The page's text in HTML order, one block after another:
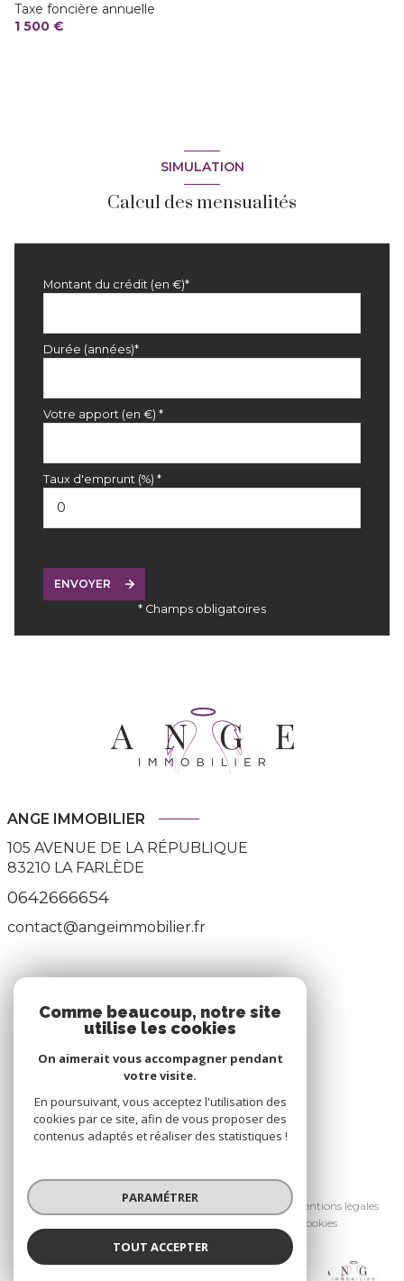
Taxe foncière annuelle
1 500 €
SIMULATION
Calcul des mensualités
Montant du crédit (en €)*
Durée (années)*
Votre apport (en €) *
Taux d'emprunt (%) *
ENVOYER
* Champs obligatoires
Ange Immobilier
ANGE IMMOBILIER
105 AVENUE DE LA RÉPUBLIQUE
83210 LA FARLÈDE
0642666654
contact@angeimmobilier.fr
Nous adhérons
© 2026 | Tous droits réservés
Nos honoraires
Nos partenaires
Mentions légales
Cookies
Comme beaucoup, notre site
utilise les cookies
On aimerait vous accompagner pendant
votre visite.
En poursuivant, vous acceptez l'utilisation des
cookies par ce site, afin de vous proposer des
contenus adaptés et réaliser des statistiques !
PARAMÉTRER
TOUT ACCEPTER